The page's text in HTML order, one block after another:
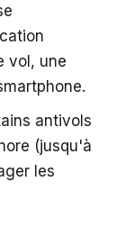
vol, une
antivols
(jusqu'à
les